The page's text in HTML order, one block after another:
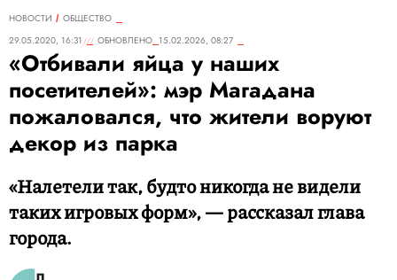
НОВОСТИ
ОБЩЕСТВО
29.05.2020, 16:31
ОБНОВЛЕНО 15.02.2026, 08:27
«Отбивали яйца у наших
посетителей»: мэр Магадана
пожаловался, что жители воруют
декор из парка
«Налетели так, будто никогда не видели
таких игровых форм», — рассказал глава
города.